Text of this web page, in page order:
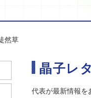
然草
晶子レ
代表が最新情報を